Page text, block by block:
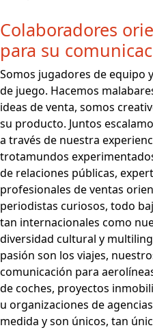
Colaboradores
para su
Somos jugadores de equipo
de juego. Hacemos
ideas de venta, somos
su producto. Juntos
a través de nuestra
trotamundos
de relaciones públicas,
profesionales de ventas
periodistas curiosos, todo
tan internacionales como
diversidad cultural y
pasión son los viajes,
comunicación para
de coches, proyectos
u organizaciones de
medida y son únicos, tan